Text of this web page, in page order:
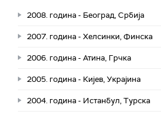
2008. година - Београд, Србија
2007. година - Хелсинки, Финска
2006. година - Атина, Грчка
2005. година - Кијев, Украјина
2004. година - Истанбул, Турска